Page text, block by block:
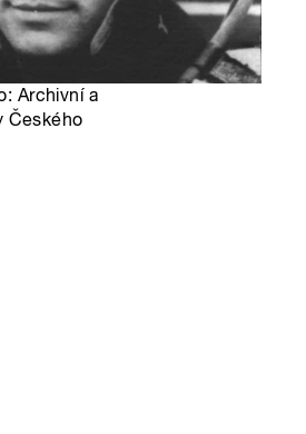
Archivní a
Českého